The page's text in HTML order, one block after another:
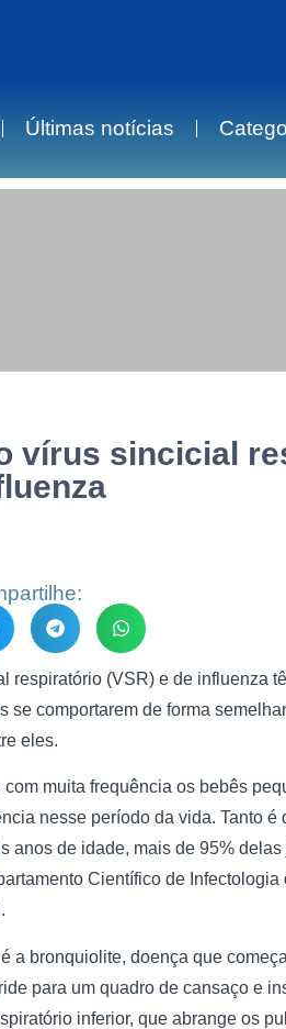
Últimas notícias
vírus sincicial
respiratório (VSR) e de influenza
se comportarem de forma
eles.
muita frequência os bebês
nesse período da vida. Tanto é
anos de idade, mais de 95%
Científico de
a bronquiolite, doença que
para um quadro de cansaço e
inferior, que abrange os